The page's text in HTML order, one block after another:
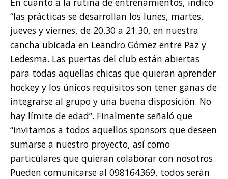
“las prácticas se desarrollan los lunes, martes,
jueves y viernes, de 20.30 a 21.30, en nuestra
cancha ubicada en Leandro Gómez entre Paz y
Ledesma. Las puertas del club están abiertas
para todas aquellas chicas que quieran aprender
hockey y los únicos requisitos son tener ganas de
integrarse al grupo y una buena disposición. No
hay límite de edad”. Finalmente señaló que
“invitamos a todos aquellos sponsors que deseen
sumarse a nuestro proyecto, así como
particulares que quieran colaborar con nosotros.
Pueden comunicarse al 098164369, todos serán